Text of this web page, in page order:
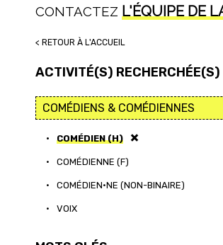
CONTACTEZ L'ÉQUIPE DE
< RETOUR À L'ACCUEIL
ACTIVITÉ(S) RECHERCHÉE(S)
• COMÉDIEN (H)
• COMÉDIENNE (F)
• COMÉDIEN·NE (NON-BINAIRE)
• VOIX